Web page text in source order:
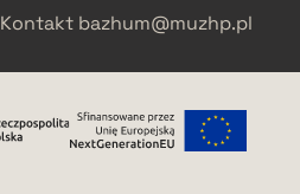
Kontakt bazhum@muzhp.pl